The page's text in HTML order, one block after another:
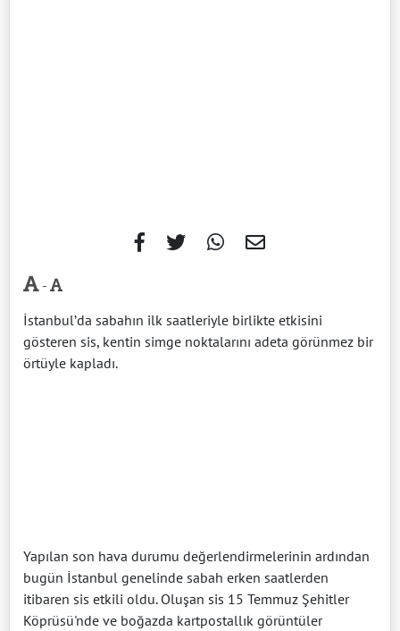
-
İstanbul’da sabahın ilk saatleriyle birlikte etkisini
gösteren sis, kentin simge noktalarını adeta görünmez bir
örtüyle kapladı.
Yapılan son hava durumu değerlendirmelerinin ardından
bugün İstanbul genelinde sabah erken saatlerden
itibaren sis etkili oldu. Oluşan sis 15 Temmuz Şehitler
Köprüsü'nde ve boğazda kartpostallık görüntüler